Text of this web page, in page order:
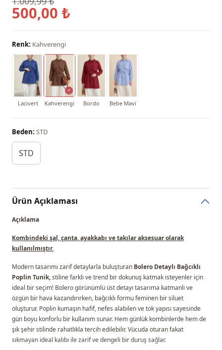
500,00 ₺
Renk: Kahverengi
Lacivert Kahverengi Bordo Bebe Mavi
Beden: STD
STD
Ürün Açıklaması
Açıklama
Kombindeki şal, çanta, ayakkabı ve takılar aksesuar olarak
kullanılmıştır.
Modern tasarımı zarif detaylarla buluşturan Bolero Detaylı Bağcıklı
Poplin Tunik,stiline farklı ve trend bir dokunuş katmak isteyenler için
ideal bir seçim! Bolero görünümlü üst detayı tasarıma katmanlı ve
özgün bir hava kazandırırken, bağcıklı formu feminen bir siluet
oluşturur. Poplin kumaşın hafif, nefes alabilen ve tok yapısı sayesinde
gün boyu konforlu bir kullanım sunar. Hem günlük kombinlerde hem de
şık şehir stilinde rahatlıkla tercih edilebilir. Vücuda oturan fakat
sıkmayan ideal kalıbı ile zarif ve dengeli bir duruş sağlar.